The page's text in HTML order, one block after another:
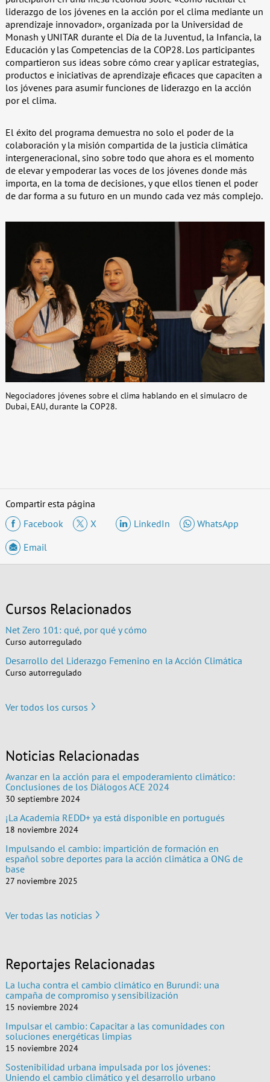
liderazgo de los jóvenes en la acción por el clima mediante un
aprendizaje innovador», organizada por la Universidad de
Monash y UNITAR durante el Día de la Juventud, la Infancia, la
Educación y las Competencias de la COP28. Los participantes
compartieron sus ideas sobre cómo crear y aplicar estrategias,
productos e iniciativas de aprendizaje eficaces que capaciten a
los jóvenes para asumir funciones de liderazgo en la acción
por el clima.
El éxito del programa demuestra no solo el poder de la
colaboración y la misión compartida de la justicia climática
intergeneracional, sino sobre todo que ahora es el momento
de elevar y empoderar las voces de los jóvenes donde más
importa, en la toma de decisiones, y que ellos tienen el poder
de dar forma a su futuro en un mundo cada vez más complejo.
Negociadores jóvenes sobre el clima hablando en el simulacro de
Dubai, EAU, durante la COP28.
Compartir esta página
Facebook
X LinkedIn
WhatsApp
Email
Cursos Relacionados
Net Zero 101: qué, por qué y cómo
Curso autorregulado
Desarrollo del Liderazgo Femenino en la Acción Climática
Curso autorregulado
Ver todos los cursos
Noticias Relacionadas
Avanzar en la acción para el empoderamiento climático:
Conclusiones de los Diálogos ACE 2024
30 septiembre 2024
¡La Academia REDD+ ya está disponible en portugués
18 noviembre 2024
Impulsando el cambio: impartición de formación en
español sobre deportes para la acción climática a ONG de
base
27 noviembre 2025
Ver todas las noticias
Reportajes Relacionadas
La lucha contra el cambio climático en Burundi: una
campaña de compromiso y sensibilización
15 noviembre 2024
Impulsar el cambio: Capacitar a las comunidades con
soluciones energéticas limpias
15 noviembre 2024
Sostenibilidad urbana impulsada por los jóvenes:
Uniendo el cambio climático y el desarrollo urbano